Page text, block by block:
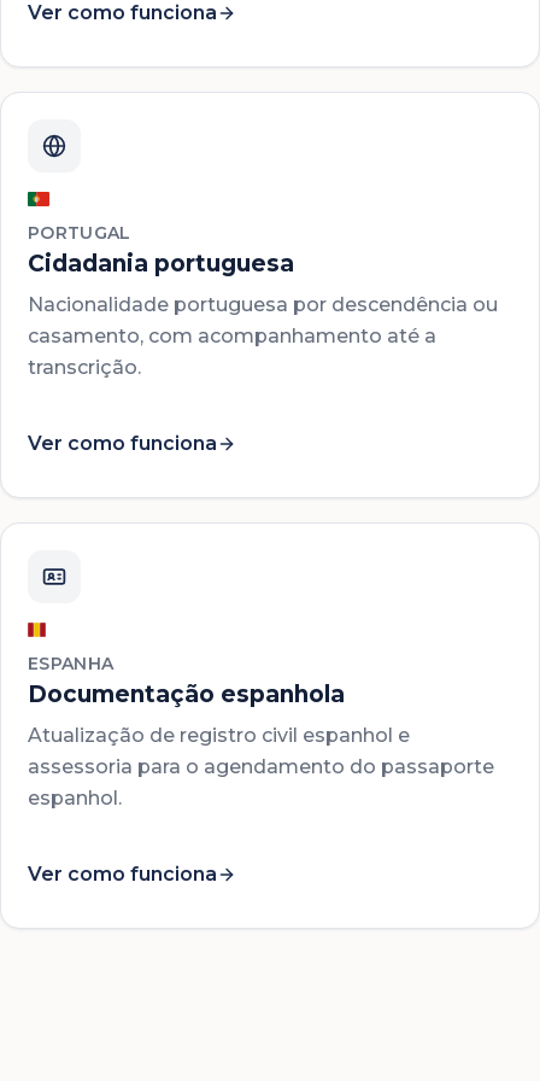
Ver como funciona
PORTUGAL
Cidadania portuguesa
Nacionalidade portuguesa por descendência ou
casamento, com acompanhamento até a
transcrição.
Ver como funciona
ESPANHA
Documentação espanhola
Atualização de registro civil espanhol e
assessoria para o agendamento do passaporte
espanhol.
Ver como funciona